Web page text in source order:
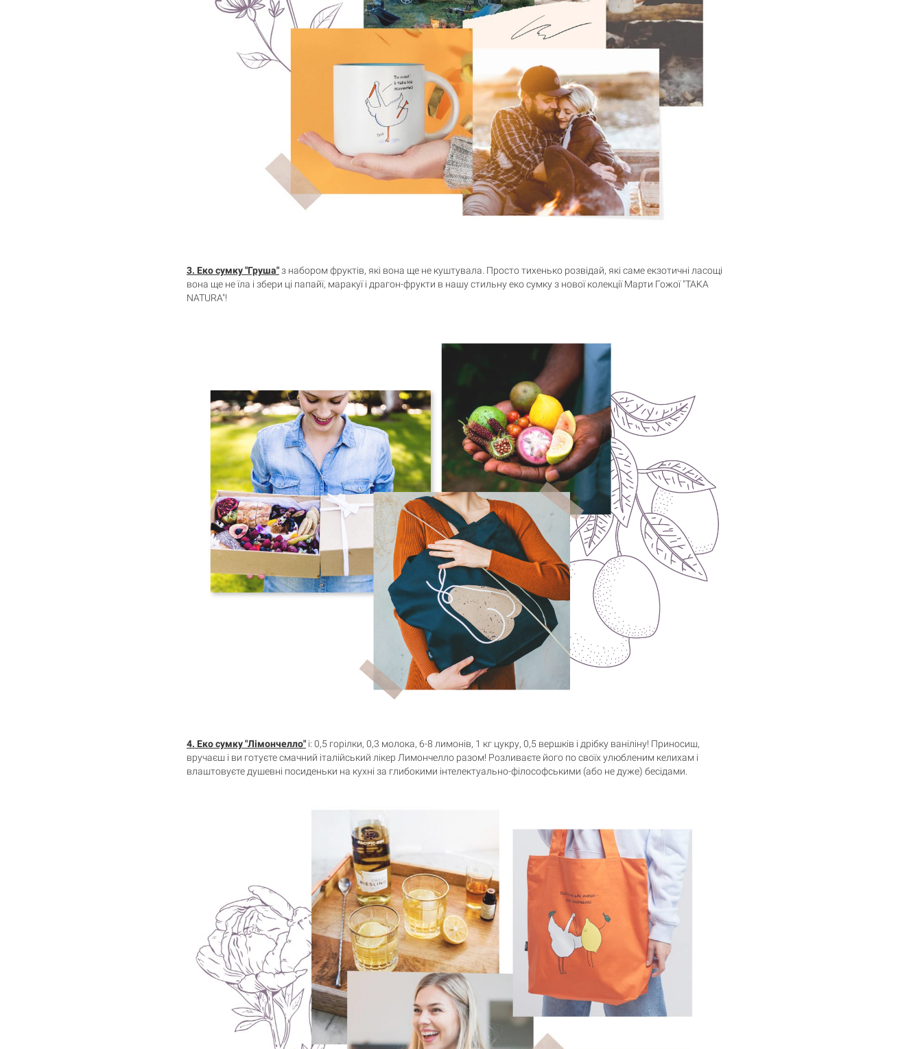
3. Еко сумку "Груша"з набором фруктів, які вона ще не куштувала. Просто тихенько розвідай, які саме екзотичні ласощі
вона ще не їла і збери ці папайї, маракуї і драгон-фрукти в нашу стильну еко сумку з нової колекції Марти Гожої "TAKA
NATURA"!
4. Еко сумку "Лімончелло" і: 0,5 горілки, 0,3 молока, 6-8 лимонів, 1 кг цукру, 0,5 вершків і дрібку ваніліну! Приносиш,
вручаєш і ви готуєте смачний італійський лікер Лимончелло разом! Розливаєте його по своїх улюбленим келихам і
влаштовуєте душевні посиденьки на кухні за глибокими інтелектуально-філософськими (або не дуже) бесідами.
Кошик порожній